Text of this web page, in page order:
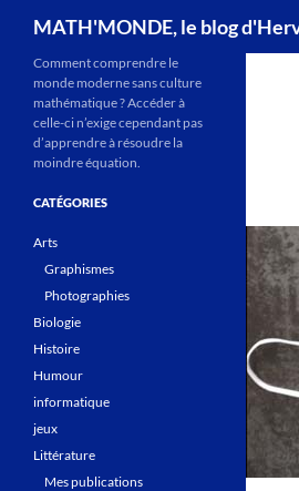
MATH'MONDE, le blog
Comment comprendre le
monde moderne sans culture
mathématique ? Accéder à
celle-ci n’exige cependant pas
d’apprendre à résoudre la
moindre équation.
CATÉGORIES
Arts
Graphismes
Photographies
Biologie
Histoire
Humour
informatique
jeux
Littérature
Mes publications